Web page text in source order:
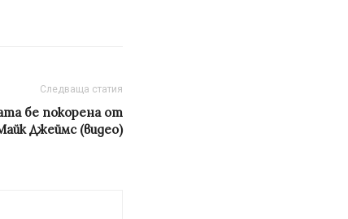
Следваща статия
бе покорена от
Джеймс (видео)